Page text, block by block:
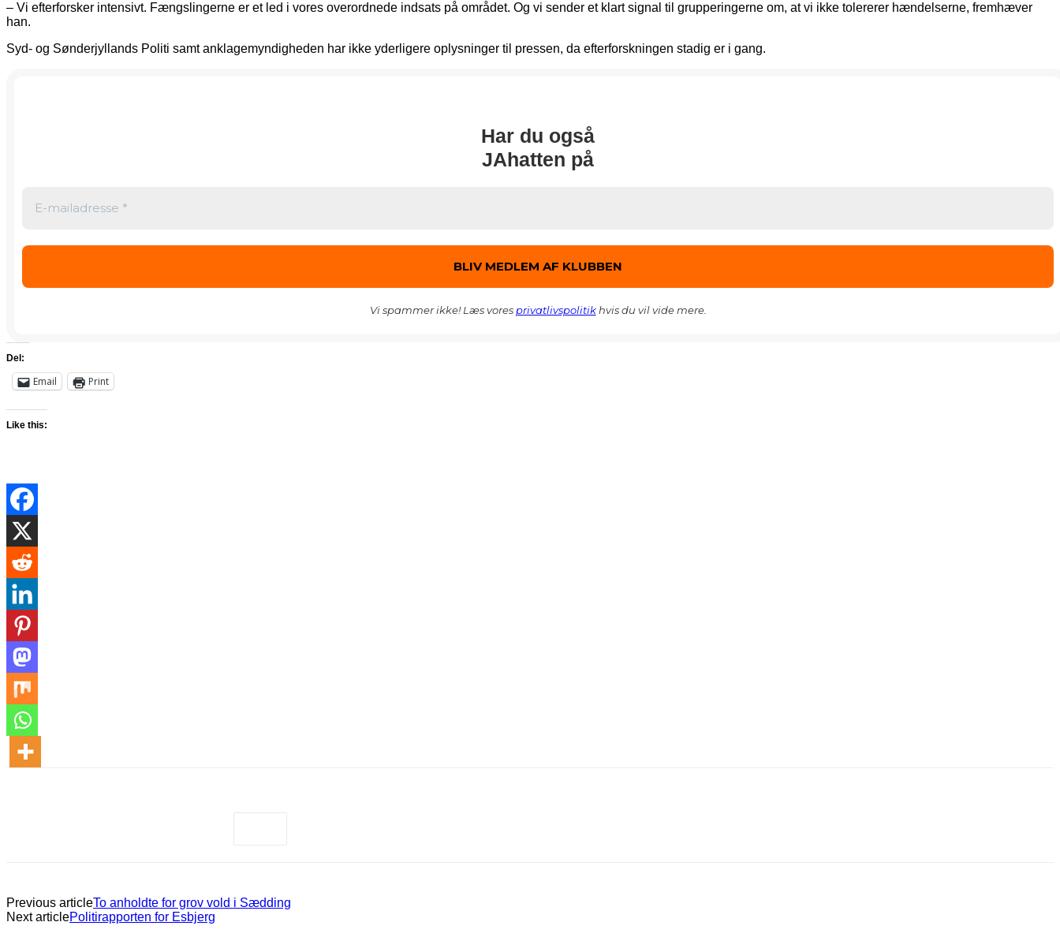
– Vi efterforsker intensivt. Fængslingerne er et led i vores overordnede indsats på området. Og vi sender et klart signal til grupperingerne om, at vi ikke tolererer hændelserne, fremhæver
han.
Syd- og Sønderjyllands Politi samt anklagemyndigheden har ikke yderligere oplysninger til pressen, da efterforskningen stadig er i gang.
Har du også
JAhatten på
Vi spammer ikke! Læs voresprivatlivspolitikhvis du vil vide mere.
Del:
Email Print
Like this:
Previous articleTo anholdte for grov vold i Sædding
Next articlePolitirapporten for Esbjerg